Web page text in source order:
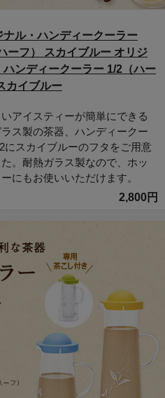
ナル・ハンディークーラー
ーフ） スカイブルー オリジ
ハンディークーラー 1/2（ハー
カイブルー
アイスティーが簡単にできる
ス製の茶器、ハンディークー
にスカイブルーのフタをご用意
た。耐熱ガラス製なので、ホッ
ーにもお使いいただけます。
2,800円